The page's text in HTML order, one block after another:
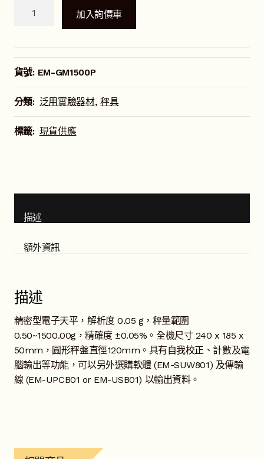
電
子
天
平
(1500g
x
加入詢價車
貨號: EM-GM1500P
分類: 泛用實驗器材,秤具
標籤: 現貨供應
描述
額外資訊
描述
精密型電子天平，解析度 0.05 g，秤量範圍
0.50~1500.00g，精確度 ±0.05%。全機尺寸 240 x 185 x
50mm，圓形秤盤直徑120mm。具有自我校正、計數及電
腦輸出等功能，可以另外選購軟體 (EM-SUW801) 及傳輸
線 (EM-UPCB01 or EM-USB01) 以輸出資料。